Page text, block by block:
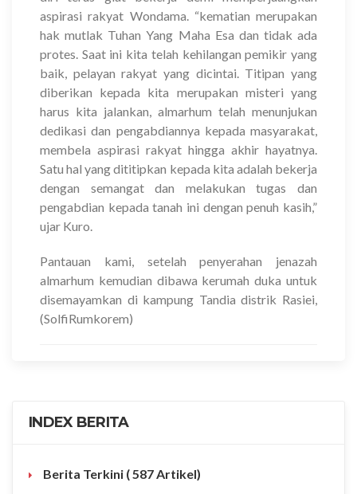
aspirasi rakyat Wondama. “kematian merupakan
hak mutlak Tuhan Yang Maha Esa dan tidak ada
protes. Saat ini kita telah kehilangan pemikir yang
baik, pelayan rakyat yang dicintai. Titipan yang
diberikan kepada kita merupakan misteri yang
harus kita jalankan, almarhum telah menunjukan
dedikasi dan pengabdiannya kepada masyarakat,
membela aspirasi rakyat hingga akhir hayatnya.
Satu hal yang dititipkan kepada kita adalah bekerja
dengan semangat dan melakukan tugas dan
pengabdian kepada tanah ini dengan penuh kasih,”
ujar Kuro.
Pantauan kami, setelah penyerahan jenazah
almarhum kemudian dibawa kerumah duka untuk
disemayamkan di kampung Tandia distrik Rasiei,
(SolfiRumkorem)
INDEX BERITA
Berita Terkini ( 587 Artikel)